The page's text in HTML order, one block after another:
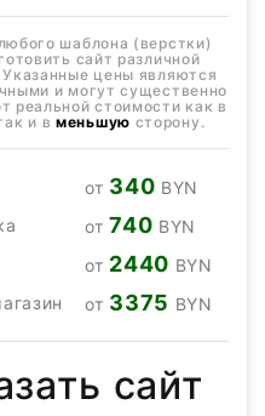
шаблона (верстки)
сайт различной
цены являются
и могут существенно
реальной стоимости как в
и в меньшую сторону.
от 340 BYN
от740 BYN
от 2440 BYN
от 3375 BYN
сайт